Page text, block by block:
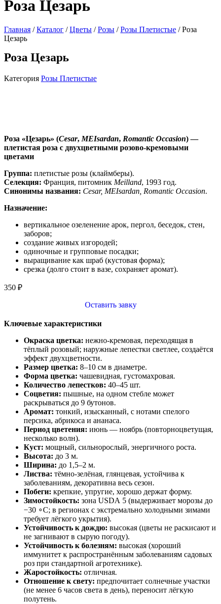
Роза Цезарь
Главная /Каталог /Цветы /Розы /Розы Плетистые / Роза
Цезарь
Роза Цезарь
Категория Розы Плетистые
Роза «Цезарь» (Cesar, MEIsardan, Romantic Occasion) —
плетистая роза с двухцветными розово‑кремовыми
цветами
Группа: плетистые розы (клаймберы).
Селекция: Франция, питомник Meilland, 1993 год.
Синонимы названия: Cesar, MEIsardan, Romantic Occasion.
Назначение:
вертикальное озеленение арок, пергол, беседок, стен,
заборов;
создание живых изгородей;
одиночные и групповые посадки;
выращивание как шраб (кустовая форма);
срезка (долго стоит в вазе, сохраняет аромат).
350 ₽
Оставить завку
Ключевые характеристики
Окраска цветка: нежно‑кремовая, переходящая в
тёплый розовый; наружные лепестки светлее, создаётся
эффект двухцветности.
Размер цветка: 8–10 см в диаметре.
Форма цветка: чашевидная, густомахровая.
Количество лепестков: 40–45 шт.
Соцветия: пышные, на одном стебле может
раскрываться до 9 бутонов.
Аромат: тонкий, изысканный, с нотами спелого
персика, абрикоса и ананаса.
Период цветения: июнь — ноябрь (повторноцветущая,
несколько волн).
Куст: мощный, сильнорослый, энергичного роста.
Высота: до 3 м.
Ширина: до 1,5–2 м.
Листва: тёмно‑зелёная, глянцевая, устойчива к
заболеваниям, декоративна весь сезон.
Побеги: крепкие, упругие, хорошо держат форму.
Зимостойкость: зона USDA 5 (выдерживает морозы до
−30 ∘C; в регионах с экстремально холодными зимами
требует лёгкого укрытия).
Устойчивость к дождю: высокая (цветы не раскисают и
не загнивают в сырую погоду).
Устойчивость к болезням: высокая (хороший
иммунитет к распространённым заболеваниям садовых
роз при стандартной агротехнике).
Жаростойкость: отличная.
Отношение к свету: предпочитает солнечные участки
(не менее 6 часов света в день), переносит лёгкую
полутень.